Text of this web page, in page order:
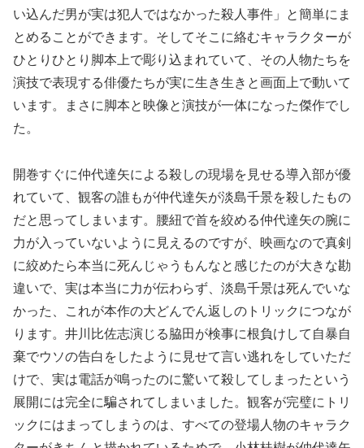
い込んだ男が実は犯人ではなかった殺人事件」と簡単にま
とめることができます。そしてそこに絡むキャラクターが
ひとりひとり脚本上で彫り込まれていて、その人物たちを
演技で表現する俳優たちが実に生き生きと画面上で動いて
います。まさに脚本と映像と演技が一体になった傑作でし
た。
開巻すぐに仲代達矢による殺しの現場を見せる導入部が優
れていて、観客の誰もが仲代達矢が淡島千景を殺したもの
だと思ってしまいます。腰紐で首を絞める仲代達矢の腕に
力が入っていないように見えるのですが、映画なので真剣
に絞めたら本当に死んじゃうもんなと感じたのが大きな勘
違いで、実は本当に力が伝わらず、淡島千景は死んでいな
かった、これが本作の大どんでん返しのトリックにつなが
ります。井川比佐志演じる脇田が検事に根負けして自暴自
棄でウソの告白をしたように見せて言い逃れをしていただ
けで、実は電話が鳴ったのに驚いて殺してしまったという
展開には完全に騙されてしまいました。観客が完璧にトリ
ックにはまってしまうのは、すべての登場人物のキャラク